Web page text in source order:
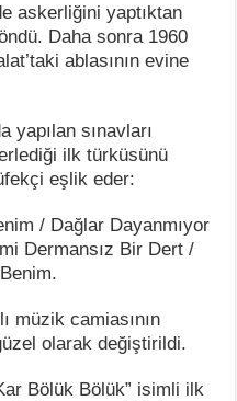
askerliğini yaptıktan
Daha sonra 1960
ablasının evine
yapılan sınavları
ilk türküsünü
eşlik eder:
/ Dağlar Dayanmıyor
Dermansız Bir Dert /
müzik camiasının
olarak değiştirildi.
Bölük Bölük” isimli ilk